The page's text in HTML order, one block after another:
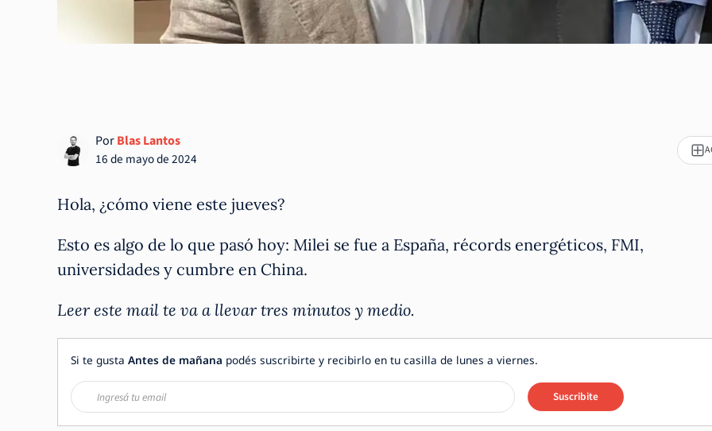
PorBlas Lantos
16 de mayo de 2024
Hola, ¿cómo viene este jueves?
Esto es algo de lo que pasó hoy: Milei se fue a España, récords energéticos, FMI,
universidades y cumbre en China.
Leer este mail te va a llevar tres minutos y medio.
Si te gusta Antes de mañana podés suscribirte y recibirlo en tu casilla de lunes a viernes.
Suscribite